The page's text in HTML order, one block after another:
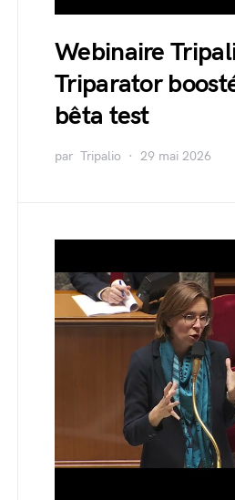
Webinaire
Triparator
bêta test
par Tripalio 29 mai 2026